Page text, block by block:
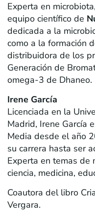
Experta en
equipo científico de
dedicada a la
como a la formación
distribuidora de los
Generación de
omega-3 de Dhaneo.
Irene García
Licenciada en la
Madrid, Irene García
Media desde el año
su carrera hasta ser
Experta en temas de
ciencia, medicina,
Coautora del libro
Vergara.